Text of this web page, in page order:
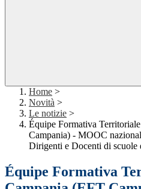
Home >
Novità >
Le notizie >
Équipe Formativa
Campania) - MOOC
Dirigenti e Docenti di scuole
Équipe Formativa